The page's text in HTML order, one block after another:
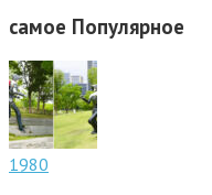
самое Популярное
1980